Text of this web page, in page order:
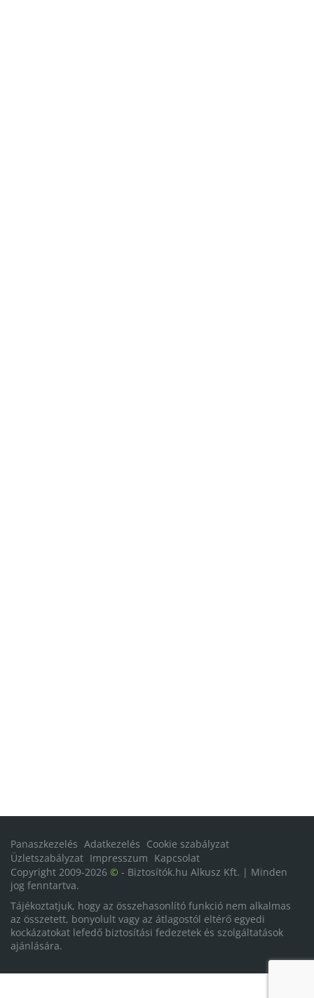
Panaszkezelés Adatkezelés Cookie szabályzat
Üzletszabályzat Impresszum Kapcsolat
Copyright 2009-2026 © - Biztosítók.hu Alkusz Kft. | Minden
jog fenntartva.
Tájékoztatjuk, hogy az összehasonlító funkció nem alkalmas
az összetett, bonyolult vagy az átlagostól eltérő egyedi
kockázatokat lefedő biztosítási fedezetek és szolgáltatások
ajánlására.